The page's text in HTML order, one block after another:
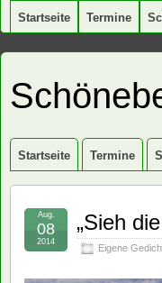
Startseite Termine
Startseite Termine
„Sieh
Eigene
Aug.
08
2014